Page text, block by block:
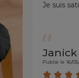
Je suis
Janick
Publié le 16/